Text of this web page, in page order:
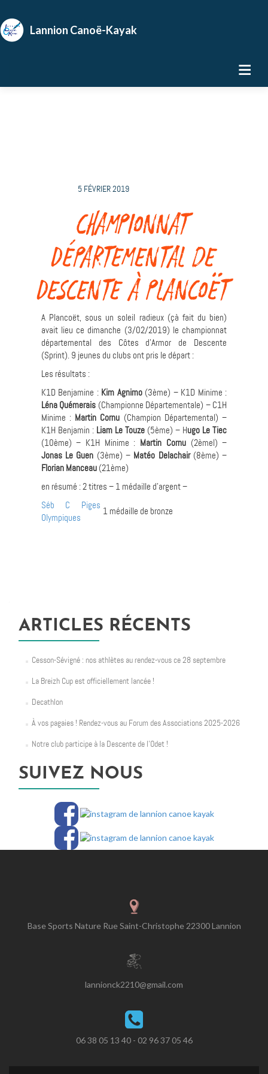
5 FÉVRIER 2019
Championnat
Départemental de
Descente à Plancoët
A Plancoët, sous un soleil radieux (çà fait du bien)
avait lieu ce dimanche (3/02/2019) le championnat
départemental des Côtes d’Armor de Descente
(Sprint). 9 jeunes du clubs ont pris le départ :
Les résultats :
K1D Benjamine : Kim Agnimo(3ème) – K1D Minime :
Léna Quémerais (Championne Départementale) – C1H
Minime : Martin Cornu (Champion Départemental) –
K1H Benjamin : Liam Le Touze (5ème) – Hugo Le Tiec
(10ème) – K1H Minime : Martin Cornu(2èmel) –
Jonas Le Guen (3ème) – Matéo Delachair(8ème) –
Florian Manceau(21ème)
en résumé : 2 titres – 1 médaille d’argent –
Séb C Piges
Olympiques
1 médaille de bronze
ARTICLES RÉCENTS
Cesson-Sévigné : nos athlètes au rendez-vous ce 28 septembre
La Breizh Cup est officiellement lancée !
Decathlon
À vos pagaies ! Rendez-vous au Forum des Associations 2025-2026
Notre club participe à la Descente de l’Odet !
SUIVEZ NOUS
Base Sports Nature Rue Saint-Christophe 22300 Lannion
lannionck2210@gmail.com
06 38 05 13 40 - 02 96 37 05 46